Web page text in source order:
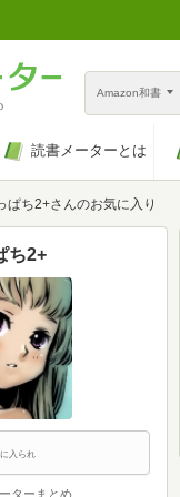
Amazon和書
読書メーターとは
ぱち2+さんのお気に入り
ち2+
入られ
ターまとめ